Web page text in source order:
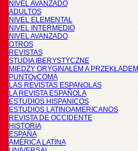
NIVEL AVANZADO
ADULTOS
NIVEL ELEMENTAL
NIVEL INTERMEDIO
NIVEL AVANZADO
OTROS
REVISTAS
STUDIA IBERYSTYCZNE
MIĘDZY ORYGINAŁEM A PRZEKŁADEM
PUNTOyCOMA
LAS REVISTAS ESPANOLAS
LA REVISTA ESPAÑOLA
ESTUDIOS HISPANICOS
ESTUDIOS LATINOAMERICANOS
REVISTA DE OCCIDENTE
HISTORIA
ESPAÑA
AMÉRICA LATINA